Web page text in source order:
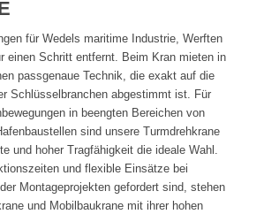
für Wedels maritime Industrie, Werften
einen Schritt entfernt. Beim Kran mieten in
passgenaue Technik, die exakt auf die
Schlüsselbranchen abgestimmt ist. Für
in beengten Bereichen von
sind unsere Turmdrehkrane
und hoher Tragfähigkeit die ideale Wahl.
und flexible Einsätze bei
Montageprojekten gefordert sind, stehen
und Mobilbaukrane mit ihrer hohen